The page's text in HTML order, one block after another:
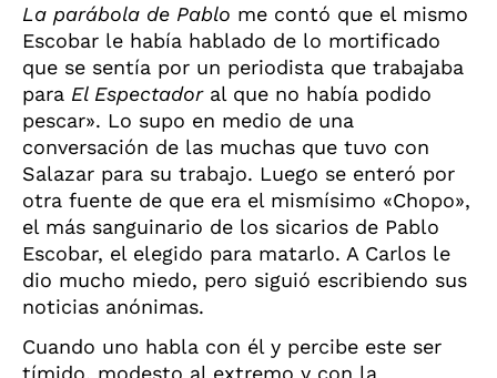
La parábola de Pablo me contó que el mismo
Escobar le había hablado de lo mortificado
que se sentía por un periodista que trabajaba
para El Espectadoral que no había podido
pescar». Lo supo en medio de una
conversación de las muchas que tuvo con
Salazar para su trabajo. Luego se enteró por
otra fuente de que era el mismísimo «Chopo»,
el más sanguinario de los sicarios de Pablo
Escobar, el elegido para matarlo. A Carlos le
dio mucho miedo, pero siguió escribiendo sus
noticias anónimas.
Cuando uno habla con él y percibe este ser
tímido, modesto al extremo y con la